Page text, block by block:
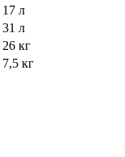
17 л
31 л
26 кг
7,5 кг